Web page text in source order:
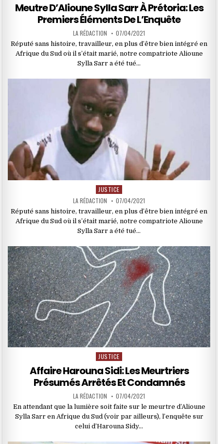
in
Meutre D’Alioune Sylla Sarr À Prétoria: Les
Premiers Éléments De L’Enquête
LA RÉDACTION 07/04/2021
Réputé sans histoire, travailleur, en plus d’être bien intégré en
Afrique du Sud où il s’était marié, notre compatriote Alioune
Sylla Sarr a été tué…
Posted
in
JUSTICE
LA RÉDACTION
07/04/2021
Réputé sans histoire, travailleur, en plus d’être bien intégré en
Afrique du Sud où il s’était marié, notre compatriote Alioune
Sylla Sarr a été tué…
Posted
JUSTICE
Affaire Harouna Sidi: Les Meurtriers
Présumés Arrêtés Et Condamnés
LA RÉDACTION 07/04/2021
En attendant que la lumière soit faite sur le meurtre d’Alioune
Sylla Sarr en Afrique du Sud (voir par ailleurs), l’enquête sur
celui d’Harouna Sidy…